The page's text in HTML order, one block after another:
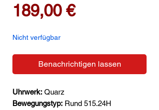
189,00 €Preis
Nicht verfügbar
Benachrichtigen lassen
Uhrwerk: Quarz
Bewegungstyp: Rund 515.24H